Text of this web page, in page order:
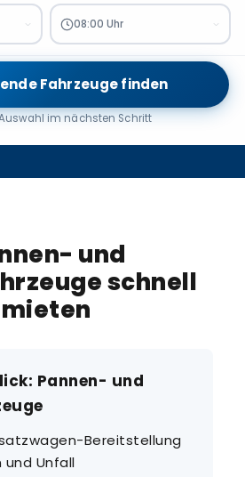
08:00 Uhr
Fahrzeuge finden
im nächsten Schritt
und
schnell
mieten
Pannen- und
Bereitstellung
und Unfall